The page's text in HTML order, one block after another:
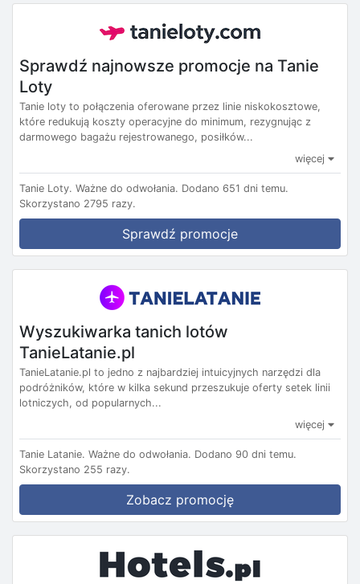
Sprawdź najnowsze promocje na Tanie
Loty
Tanie loty to połączenia oferowane przez linie niskokosztowe,
które redukują koszty operacyjne do minimum, rezygnując z
darmowego bagażu rejestrowanego, posiłków...
więcej
Tanie Loty. Ważne do odwołania. Dodano 651 dni temu.
Skorzystano 2795 razy.
Sprawdź promocje
Wyszukiwarka tanich lotów
TanieLatanie.pl
TanieLatanie.pl to jedno z najbardziej intuicyjnych narzędzi dla
podróżników, które w kilka sekund przeszukuje oferty setek linii
lotniczych, od popularnych...
więcej
Tanie Latanie. Ważne do odwołania. Dodano 90 dni temu.
Skorzystano 255 razy.
Zobacz promocję